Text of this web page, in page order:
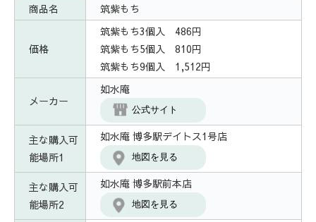
商品名 筑紫もち
価格
筑紫もち3個入 486円
筑紫もち5個入 810円
筑紫もち9個入 1,512円
メーカー
如水庵
公式サイト
主な購入可
能場所1
如水庵 博多駅デイトス1号店
地図を見る
主な購入可
能場所2
如水庵 博多駅前本店
地図を見る